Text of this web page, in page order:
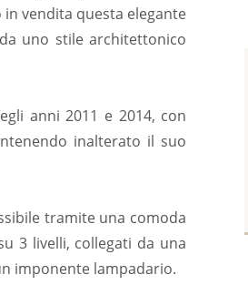
vendita questa elegante
uno stile architettonico
anni 2011 e 2014, con
inalterato il suo
tramite una comoda
3 livelli, collegati da una
imponente lampadario.